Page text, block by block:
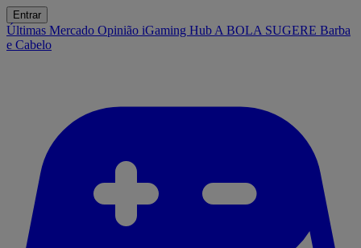
Entrar
Últimas Mercado Opinião iGaming Hub A BOLA SUGERE Barba
e Cabelo